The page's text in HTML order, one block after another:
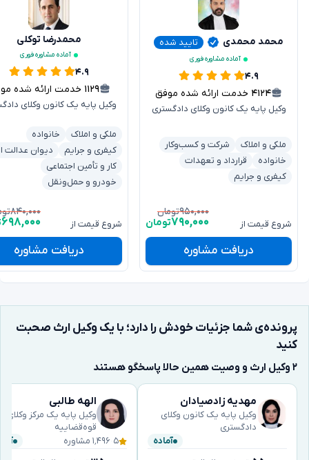
محمد محمدی تایید شده
آماده مشاوره فوری
۴.۹
۴۱۲۴ خدمت ارائه شده موفق
وکیل پایه یک کانون وکلای دادگستری
ملکی و املاک
شرکت و کسب‌وکار
خانواده
قرارداد و تعهدات
کیفری و جرایم
شروع قیمت از
۹۵۰,۰۰۰تومان
۷۹۰,۰۰۰تومان
دریافت مشاوره
محمدرضا توکلی
آماده مشاوره فوری
۴.۹
۱۱۲۹ خدمت ارائه شده موفق
وکیل پایه یک کانون وکلای
ملکی و املاک
خانواده
کیفری و جرایم
دیوان عدالت
کار و تأمین اجتماعی
خودرو و حمل‌ونقل
شروع قیمت از
۸۴۰,۰۰۰
۶۹۸,۰۰۰
دریافت مشاوره
پرونده‌ی شما جزئیات خودش را دارد؛ با یک وکیل ارث صحبت
کنید
۲ وکیل ارث و وصیت همین حالا پاسخگو هستند
مهدیه زادصیادان
وکیل پایه یک کانون وکلای
دادگستری
آماده
الهه طالبی
وکیل پایه یک مرکز وکلای
قوه‌قضاییه
۵ ۱٬۴۹۶ مشاوره